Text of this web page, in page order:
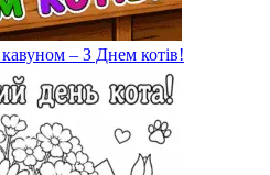
– З Днем котів!